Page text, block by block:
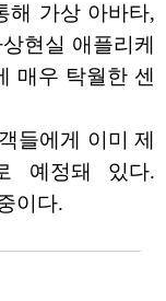
해 가상 아바타,
현실 애플리케
매우 탁월한 센
들에게 이미 제
예정돼 있다.
이다.